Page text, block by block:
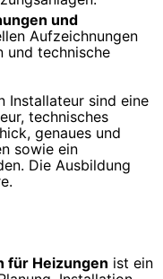
und
Aufzeichnungen
und technische
Installateur sind eine
technisches
genaues und
sowie ein
Die Ausbildung
für Heizungen ist ein